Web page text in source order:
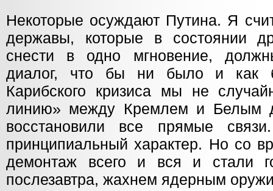
Некоторые осуждают Путина. Я
державы, которые в состоянии
снести в одно мгновение,
диалог, что бы ни было и как
Карибского кризиса мы не
линию» между Кремлем и Белым
восстановили все прямые
принципиальный характер. Но со
демонтаж всего и вся и стали
послезавтра, жахнем ядерным